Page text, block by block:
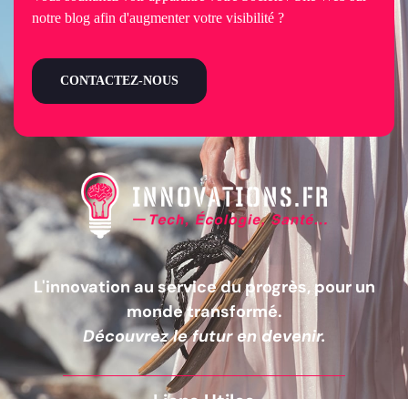
L'innovation au service du progrès, pour un
monde transformé.
Découvrez le futur en devenir.
notre blog afin d'augmenter votre visibilité ?
CONTACTEZ-NOUS